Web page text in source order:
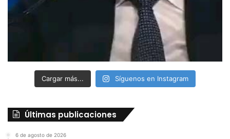
Cargar más... Síguenos en Instagram
Últimas publicaciones
6 de agosto de 2026